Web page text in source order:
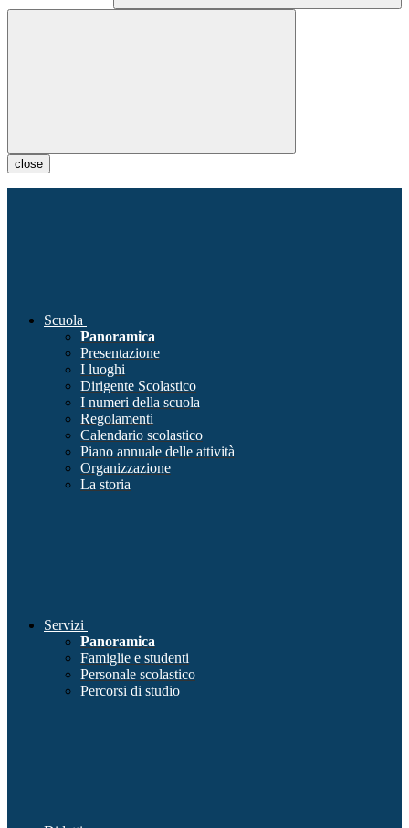
close
Scuola
Panoramica
Presentazione
I luoghi
Dirigente Scolastico
I numeri della scuola
Regolamenti
Calendario scolastico
Piano annuale delle attività
Organizzazione
La storia
Servizi
Panoramica
Famiglie e studenti
Personale scolastico
Percorsi di studio